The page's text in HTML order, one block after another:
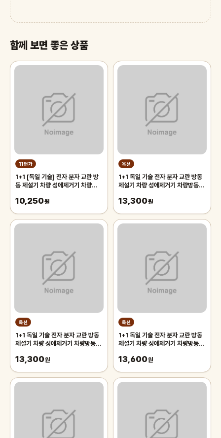
함께 보면 좋은 상품
11번가
1+1 [독일 기술] 전자 분자 교란 방
동 제설기 차량 성에제거기 차량방동
10,250원
옥션
1+1 독일 기술 전자 분자 교란 방동
제설기 차량 성에제거기 차량방동 전
13,300원
옥션
1+1 독일 기술 전자 분자 교란 방동
제설기 차량 성에제거기 차량방동 전
13,300원
옥션
1+1 독일 기술 전자 분자 교란 방동
제설기 차량 성에제거기 차량방동 전
13,600원